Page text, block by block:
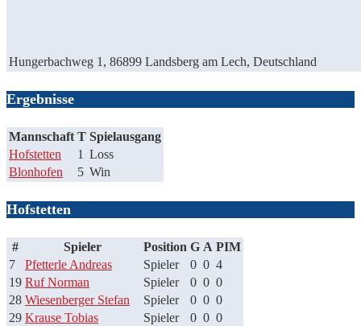
Hungerbachweg 1, 86899 Landsberg am Lech, Deutschland
Ergebnisse
Mannschaft T Spielausgang
Hofstetten
1 Loss
Blonhofen
5 Win
Hofstetten
# Spieler Position G A PIM
7
Pfetterle Andreas Spieler 0 0 4
19 Ruf Norman Spieler 0 0 0
28 Wiesenberger Stefan Spieler 0 0 0
29 Krause Tobias Spieler 0 0 0